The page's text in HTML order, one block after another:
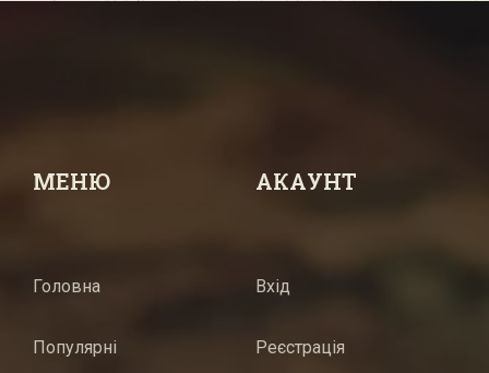
МЕНЮ
Головна
Популярні
АКАУНТ
Вхід
Реєстрація